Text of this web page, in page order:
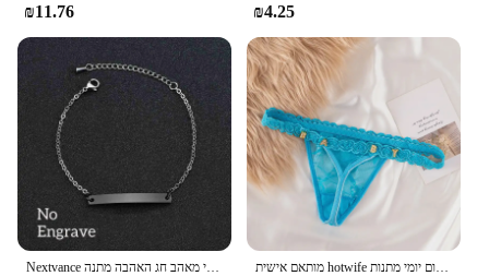
₪11.76 ₪4.25
מותאם אישית hotwife סקסי חוטיני עבור נשים אישית שם מכתב קריסטל תחתונים אישיות מחרוזת תחתונים יום יומי מתנות יום יומי מתנות